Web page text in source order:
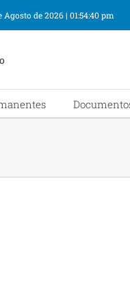
Agosto de 2026| 01:54:40 pm